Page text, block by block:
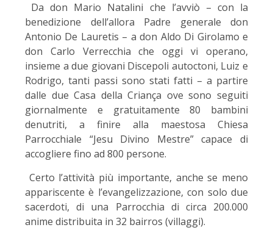
Da don Mario Natalini che l’avviò – con la
benedizione dell’allora Padre generale don
Antonio De Lauretis – a don Aldo Di Girolamo e
don Carlo Verrecchia che oggi vi operano,
insieme a due giovani Discepoli autoctoni, Luiz e
Rodrigo, tanti passi sono stati fatti – a partire
dalle due Casa della Criança ove sono seguiti
giornalmente e gratuitamente 80 bambini
denutriti, a finire alla maestosa Chiesa
Parrocchiale “Jesu Divino Mestre” capace di
accogliere fino ad 800 persone.
Certo l’attività più importante, anche se meno
appariscente è l’evangelizzazione, con solo due
sacerdoti, di una Parrocchia di circa 200.000
anime distribuita in 32 bairros (villaggi).